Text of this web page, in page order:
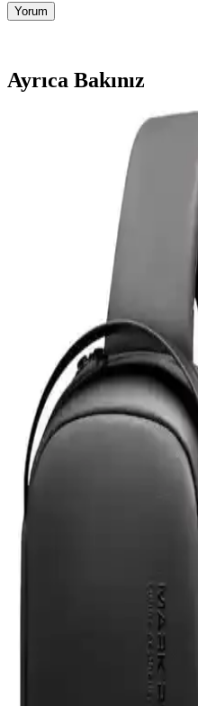
Yorum
Ayrıca Bakınız
Samsung Galaxy Tab
Temperli Cam Ekran
Microsonic temperli cam ekran
X810 modeline özel tasarımıyla
Çizilmelere karşı dirençli, kolay
Powerway 128 GB USB
İnceleme ve Kullanım
Powerway 128 GB USB 3.0
dayanıklılık sunan taşınabilir
geniş kapasitesiyle büyük dosya
Z-Mobile MacBook Air
Seti Detaylı İnceleme ve
Z-Mobile'ın MacBook Air M2
koruma seti, şeffaf tasarımı ve
estetik ve güvenle korur,
Eyfel Efs-2500 Güç
Kullanıcı
Eyfel Efs-2500, 250W güç
uygun, fanlı soğutmalı ve
HP 255 G8 Dizüstü
Kullanım İçin Dengeli ve